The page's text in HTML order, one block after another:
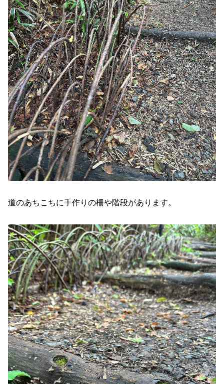
道のあちこちに手作りの柵や階段があります。